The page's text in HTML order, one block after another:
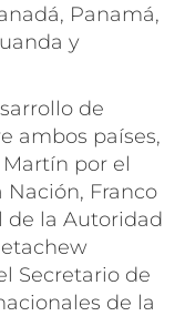
Panamá,
y
de
ambos países,
por el
Nación, Franco
de la Autoridad
Secretario de
de la